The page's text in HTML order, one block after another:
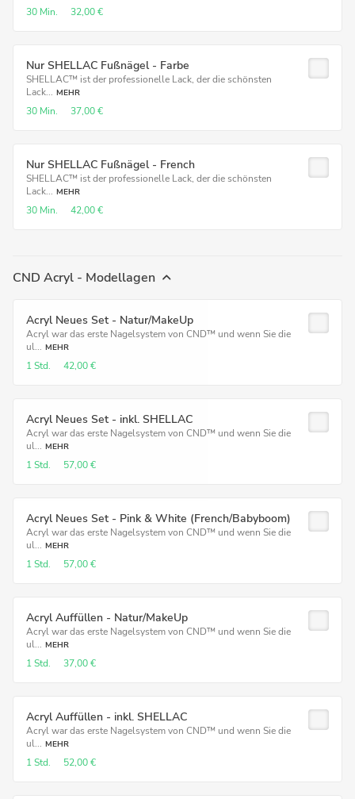
30 Min. 32,00 €
Nur SHELLAC Fußnägel - Farbe
SHELLAC™ ist der professionelle Lack, der die schönsten
Lack... MEHR
30 Min. 37,00 €
Nur SHELLAC Fußnägel - French
SHELLAC™ ist der professionelle Lack, der die schönsten
Lack... MEHR
30 Min. 42,00 €
CND Acryl - Modellagen
Acryl Neues Set - Natur/MakeUp
Acryl war das erste Nagelsystem von CND™ und wenn Sie die
ul... MEHR
1 Std. 42,00 €
Acryl Neues Set - inkl. SHELLAC
Acryl war das erste Nagelsystem von CND™ und wenn Sie die
ul... MEHR
1 Std. 57,00 €
Acryl Neues Set - Pink & White (French/Babyboom)
Acryl war das erste Nagelsystem von CND™ und wenn Sie die
ul... MEHR
1 Std. 57,00 €
Acryl Auffüllen - Natur/MakeUp
Acryl war das erste Nagelsystem von CND™ und wenn Sie die
ul... MEHR
1 Std. 37,00 €
Acryl Auffüllen - inkl. SHELLAC
Acryl war das erste Nagelsystem von CND™ und wenn Sie die
ul... MEHR
1 Std. 52,00 €